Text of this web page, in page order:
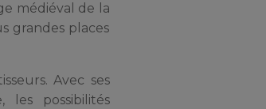
médiéval de la
grandes places
Avec ses
les possibilités